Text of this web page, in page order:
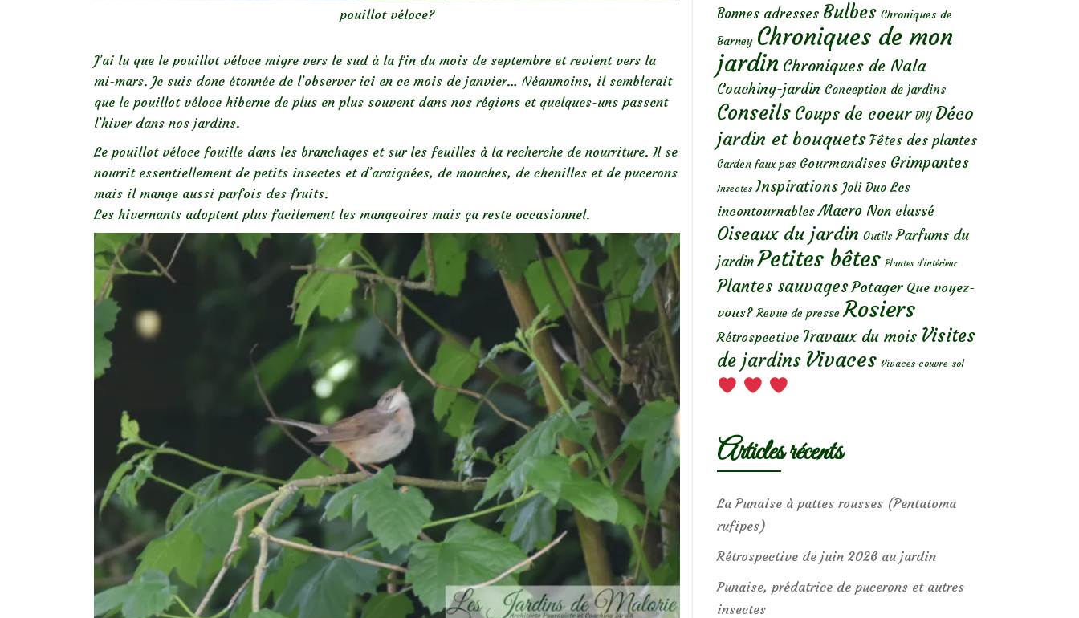
pouillot véloce?
J’ai lu que le pouillot véloce migre vers le sud à la fin du mois de septembre et revient vers la
mi-mars. Je suis donc étonnée de l’observer ici en ce mois de janvier… Néanmoins, il semblerait
que le pouillot véloce hiberne de plus en plus souvent dans nos régions et quelques-uns passent
l’hiver dans nos jardins.
Le pouillot véloce fouille dans les branchages et sur les feuilles à la recherche de nourriture. Il se
nourrit essentiellement de petits insectes et d’araignées, de mouches, de chenilles et de pucerons
mais il mange aussi parfois des fruits.
Les hivernants adoptent plus facilement les mangeoires mais ça reste occasionnel.
Bonnes adresses Bulbes Chroniques de
Barney Chroniques de mon
jardin Chroniques de Nala
Coaching-jardin Conception de jardins
Conseils Coups de coeur DIY Déco
jardin et bouquets Fêtes des plantes
Garden faux pas Gourmandises Grimpantes
Insectes Inspirations Joli Duo Les
incontournables Macro Non classé
Oiseaux du jardin Outils Parfums du
jardin Petites bêtes Plantes d’intérieur
Plantes sauvages Potager Que voyez-
vous? Revue de presse Rosiers
Rétrospective Travaux du mois Visites
de jardins Vivaces Vivaces couvre-sol
Articles récents
La Punaise à pattes rousses (Pentatoma
rufipes)
Rétrospective de juin 2026 au jardin
Punaise, prédatrice de pucerons et autres
insectes